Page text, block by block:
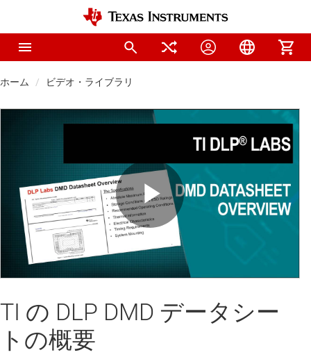
ホーム ビデオ・ライブラリ
Play
Video
TI の DLP DMD データシー
トの概要